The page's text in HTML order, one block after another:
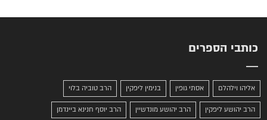
כותבי הספרים
אליהו וילהלם אסתי גופין בנימין ליפקין הרב טוביה בלוי
הרב יהושע ליפקין הרב יהושע מונדשיין הרב יוסף חנינא ביינדמן